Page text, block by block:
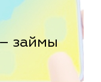
займы